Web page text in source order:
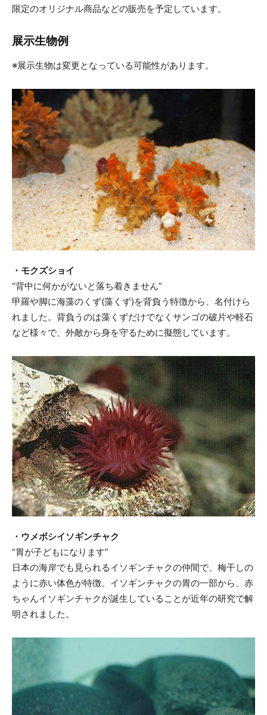
限定のオリジナル商品などの販売を予定しています。
展示生物例
※展示生物は変更となっている可能性があります。
・モクズショイ
“背中に何かがないと落ち着きません”
甲羅や脚に海藻のくず(藻くず)を背負う特徴から、名付けら
れました。背負うのは藻くずだけでなくサンゴの破片や軽石
など様々で、外敵から身を守るために擬態しています。
・ウメボシイソギンチャク
“胃が子どもになります”
日本の海岸でも見られるイソギンチャクの仲間で、梅干しの
ように赤い体色が特徴。イソギンチャクの胃の一部から、赤
ちゃんイソギンチャクが誕生していることが近年の研究で解
明されました。